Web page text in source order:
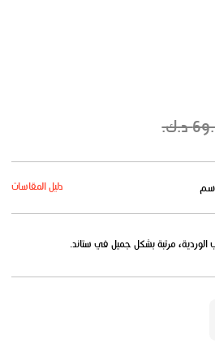
د.ك.
دليل المقاسات
الوردية، مرتبة بشكل جميل في ستاند.